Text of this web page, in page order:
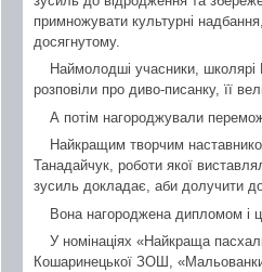
примножувати культурні
досягнутому.
Наймолодші учасники,
розповіли про диво-писанку, її
А потім нагороджували
Найкращим творчим
Танадайчук, роботи якої
зусиль докладає, аби долучити
Вона нагороджена дипломом і
У номінаціях «Найкраща
Кошаринецької ЗОШ,